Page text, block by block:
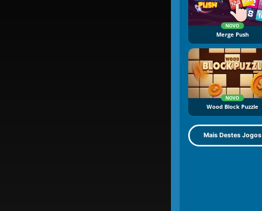
NOVO
Merge Push
NOVO
Wood Block Puzzle
Mais Destes Jogos